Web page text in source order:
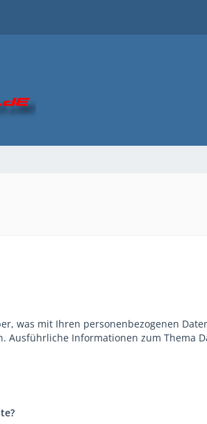
was mit Ihren personenbezogenen
Informationen zum Thema